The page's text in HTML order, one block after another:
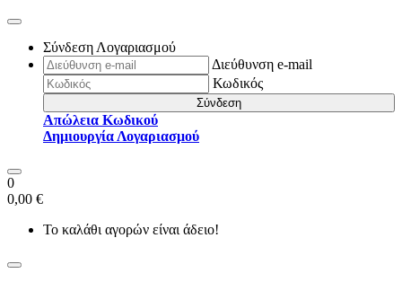
Σύνδεση Λογαριασμού
Διεύθυνση e-mail
Κωδικός
Σύνδεση
Απώλεια Κωδικού
Δημιουργία Λογαριασμού
0
0,00 €
Το καλάθι αγορών είναι άδειο!